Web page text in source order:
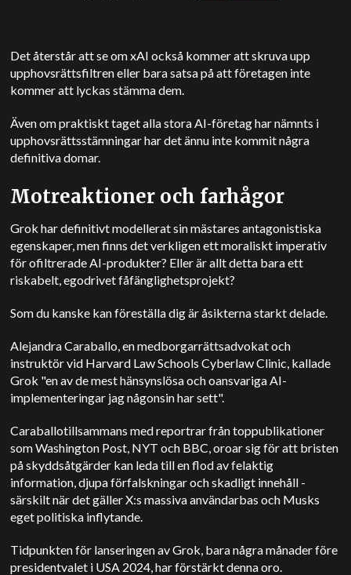
Det återstår att se om xAI också kommer att skruva upp
upphovsrättsfiltren eller bara satsa på att företagen inte
kommer att lyckas stämma dem.
Även om praktiskt taget alla stora AI-företag har nämnts i
upphovsrättsstämningar har det ännu inte kommit några
definitiva domar.
Motreaktioner och farhågor
Grok har definitivt modellerat sin mästares antagonistiska
egenskaper, men finns det verkligen ett moraliskt imperativ
för ofiltrerade AI-produkter? Eller är allt detta bara ett
riskabelt, egodrivet fåfänglighetsprojekt?
Som du kanske kan föreställa dig är åsikterna starkt delade.
Alejandra Caraballo, en medborgarrättsadvokat och
instruktör vid Harvard Law Schools Cyberlaw Clinic, kallade
Grok "en av de mest hänsynslösa och oansvariga AI-
implementeringar jag någonsin har sett".
Caraballotillsammans med reportrar från toppublikationer
som Washington Post, NYT och BBC, oroar sig för att bristen
på skyddsåtgärder kan leda till en flod av felaktig
information, djupa förfalskningar och skadligt innehåll -
särskilt när det gäller X:s massiva användarbas och Musks
eget politiska inflytande.
Tidpunkten för lanseringen av Grok, bara några månader före
presidentvalet i USA 2024, har förstärkt denna oro.